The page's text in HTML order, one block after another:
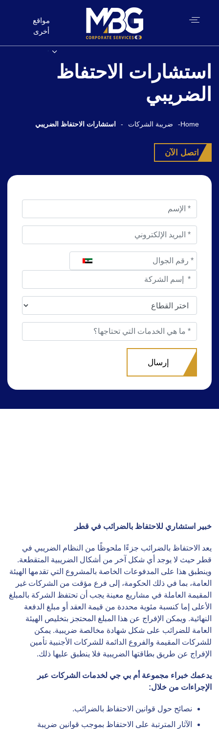
مواقع
أخرى
استشارات الاحتفاظ
الضريبي
Home
- ضريبة الشركات - استشارات الاحتفاظ الضريبي
اتصل الآن
خبير استشاري للاحتفاظ بالضرائب في قطر
يعد الاحتفاظ بالضرائب جزءًا ملحوظًا من النظام الضريبي في
قطر حيث لا يوجد أي شكل آخر من أشكال الضريبية المتقطعة.
وينطبق هذا على المدفوعات الخاصة بالمشروع التي تقدمها الهيئة
العامة، بما في ذلك الحكومة، إلى فرع مؤقت من الشركات غير
المقيمة العاملة في مشاريع معينة يجب أن تحتفظ الشركة بالمبلغ
الأعلى إما كنسبة مئوية محددة من قيمة العقد أو مبلغ الدفعة
النهائية. ويمكن الإفراج عن هذا المبلغ المحتجز بتخليص الهيئة
العامة للضرائب على شكل شهادة مخالصة ضريبية. يمكن
للشركات المقيمة والفروع الدائمة للشركات الأجنبية تأمين
الإفراج عن طريق بطاقتها الضريبية فلا ينطبق عليها ذلك.
يدعمك خبراء مجموعة أم بي جي لخدمات الشركات عبر
الإجراءات من خلال:
نصائح حول قوانين الاحتفاظ بالضرائب.
الآثار المترتبة على الاحتفاظ بموجب قوانين ضريبة